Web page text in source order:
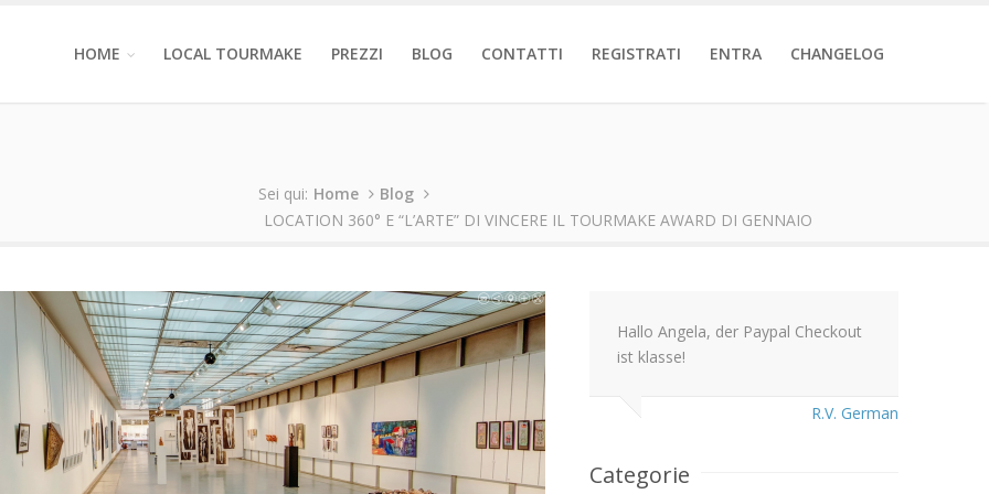
HOME LOCAL TOURMAKE PREZZI BLOG CONTATTI REGISTRATI ENTRA CHANGELOG
Sei qui: Home
Blog
LOCATION 360° E “L’ARTE” DI VINCERE IL TOURMAKE AWARD DI GENNAIO
Hallo Angela, der Paypal Checkout
ist klasse!
R.V. German
Categorie